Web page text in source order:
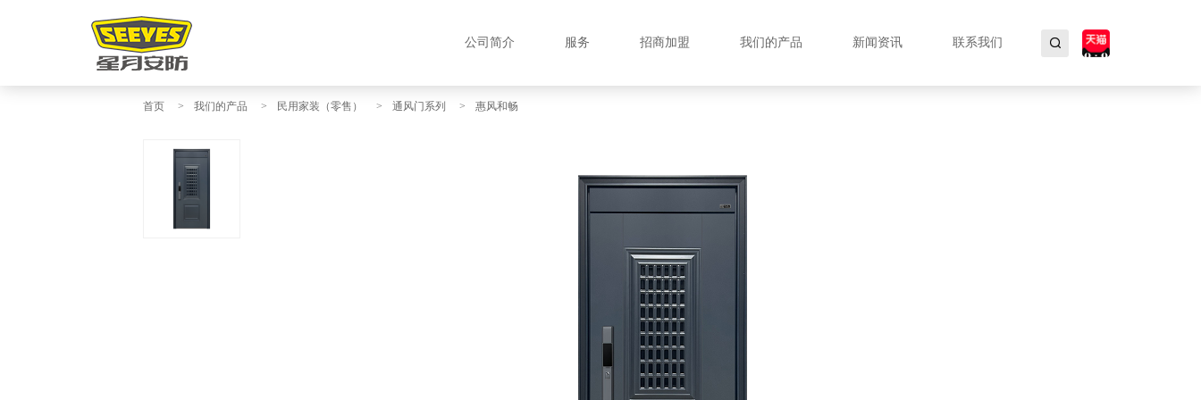
公司简介 服务 招商加盟 我们的产品 新闻资讯 联系我们
首页 > 我们的产品 > 民用家装（零售） > 通风门系列 > 惠风和畅